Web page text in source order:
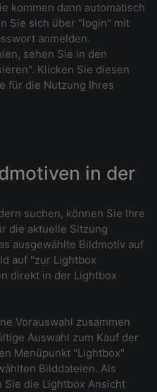
kommen dann automatisch
Sie sich über "login" mit
anmelden.
sehen Sie in den
Klicken Sie diesen
für die Nutzung Ihres
in der
suchen, können Sie Ihre
die aktuelle Sitzung
ausgewählte Bildmotiv auf
auf "zur Lightbox
direkt in der Lightbox
Vorauswahl zusammen
Auswahl zum Kauf der
Menüpunkt "Lightbox"
Bilddateien. Als
die Lightbox Ansicht